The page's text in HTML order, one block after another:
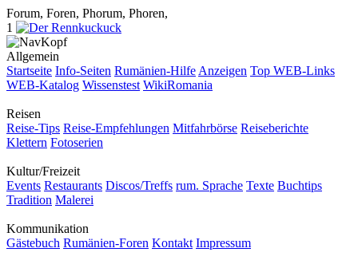
Forum, Foren, Phorum, Phoren,
1
Allgemein
Startseite Info-Seiten Rumänien-Hilfe Anzeigen Top WEB-Links
WEB-Katalog Wissenstest WikiRomania
Reisen
Reise-Tips Reise-Empfehlungen Mitfahrbörse Reiseberichte
Klettern Fotoserien
Kultur/Freizeit
Events Restaurants Discos/Treffs rum. Sprache Texte Buchtips
Tradition Malerei
Kommunikation
Gästebuch Rumänien-Foren Kontakt Impressum